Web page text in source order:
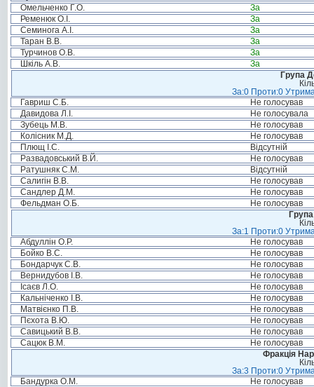
Омельченко Г.О.
За
Ременюк О.І.
За
Семинога А.І.
За
Таран В.В.
За
Турчинов О.В.
За
Шкіль А.В.
За
Група
За:0 Проти:0
Гавриш С.Б.
Не голосував
Давидова Л.І.
Не голосувала
Зубець М.В.
Не голосував
Колісник М.Д.
Не голосував
Плющ І.С.
Відсутній
Развадовський В.Й.
Не голосував
Ратушняк С.М.
Відсутній
Салигін В.В.
Не голосував
Сандлер Д.М.
Не голосував
Фельдман О.Б.
Не голосував
За:1 Проти:0
Абдуллін О.Р.
Не голосував
Бойко В.С.
Не голосував
Бондарчук С.В.
Не голосував
Вернидубов І.В.
Не голосував
Ісаєв Л.О.
Не голосував
Кальніченко І.В.
Не голосував
Матвієнко П.В.
Не голосував
Пєхота В.Ю.
Не голосував
Савицький В.В.
Не голосував
Сацюк В.М.
Не голосував
Фракція
За:3 Проти:0
Бандурка О.М.
Не голосував